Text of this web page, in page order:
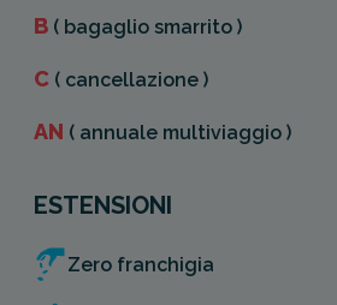
B ( bagaglio smarrito )
C ( cancellazione )
AN ( annuale multiviaggio )
ESTENSIONI
Zero franchigia